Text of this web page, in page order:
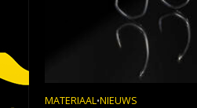
MATERIAAL•NIEUWS